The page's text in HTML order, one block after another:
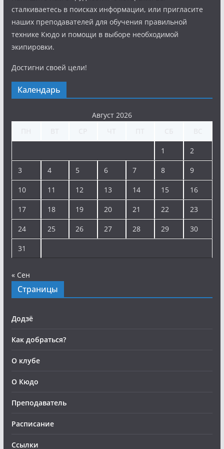
сталкиваетесь в поисках информации, или пригласите
наших преподавателей для обучения правильной
технике Кюдо и помощи в выборе необходимой
экипировки.
Достигни своей цели!
Календарь
Август 2026
1 2
3 4 5 6 7 8 9
10 11 12 13 14 15 16
17 18 19 20 21 22 23
24 25 26 27 28 29 30
31
« Сен
Страницы
Додзё
Как добраться?
О клубе
О Кюдо
Преподаватель
Расписание
Ссылки